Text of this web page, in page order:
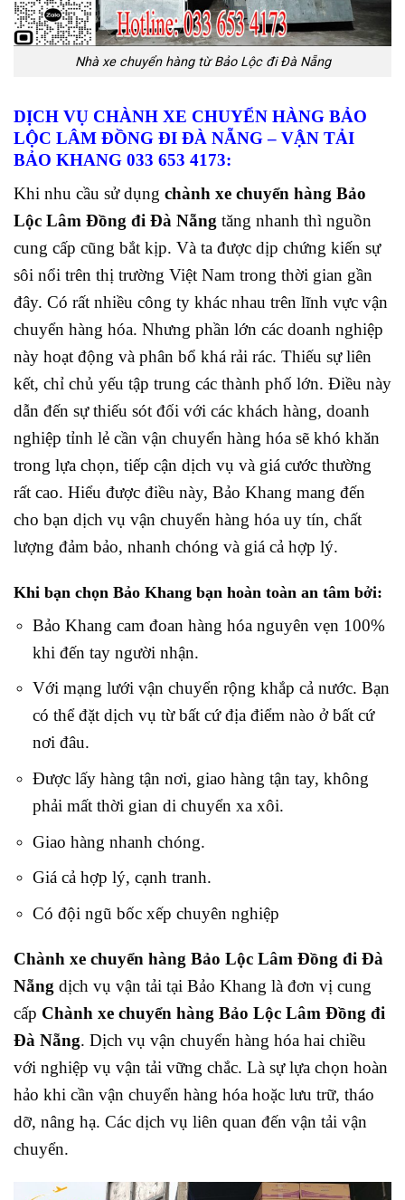
Nhà xe chuyển hàng từ Bảo Lộc đi Đà Nẵng
DỊCH VỤ CHÀNH XE CHUYỂN HÀNG BẢO
LỘC LÂM ĐỒNG ĐI ĐÀ NẴNG– VẬN TẢI
BẢO KHANG 033 653 4173:
Khi nhu cầu sử dụng chành xe chuyển hàng Bảo
Lộc Lâm Đồng đi Đà Nẵng tăng nhanh thì nguồn
cung cấp cũng bắt kịp. Và ta được dịp chứng kiến sự
sôi nổi trên thị trường Việt Nam trong thời gian gần
đây. Có rất nhiều công ty khác nhau trên lĩnh vực vận
chuyển hàng hóa. Nhưng phần lớn các doanh nghiệp
này hoạt động và phân bổ khá rải rác. Thiếu sự liên
kết, chỉ chủ yếu tập trung các thành phố lớn. Điều này
dẫn đến sự thiếu sót đối với các khách hàng, doanh
nghiệp tỉnh lẻ cần vận chuyển hàng hóa sẽ khó khăn
trong lựa chọn, tiếp cận dịch vụ và giá cước thường
rất cao. Hiểu được điều này, Bảo Khang mang đến
cho bạn dịch vụ vận chuyển hàng hóa uy tín, chất
lượng đảm bảo, nhanh chóng và giá cả hợp lý.
Khi bạn chọn Bảo Khang bạn hoàn toàn an tâm bởi:
Bảo Khang cam đoan hàng hóa nguyên vẹn 100%
khi đến tay người nhận.
Với mạng lưới vận chuyển rộng khắp cả nước. Bạn
có thể đặt dịch vụ từ bất cứ địa điểm nào ở bất cứ
nơi đâu.
Được lấy hàng tận nơi, giao hàng tận tay, không
phải mất thời gian di chuyển xa xôi.
Giao hàng nhanh chóng.
Giá cả hợp lý, cạnh tranh.
Có đội ngũ bốc xếp chuyên nghiệp
Chành xe chuyển hàng Bảo Lộc Lâm Đồng đi Đà
Nẵng dịch vụ vận tải tại Bảo Khang là đơn vị cung
cấp Chành xe chuyển hàng Bảo Lộc Lâm Đồng đi
Đà Nẵng. Dịch vụ vận chuyển hàng hóa hai chiều
với nghiệp vụ vận tải vững chắc. Là sự lựa chọn hoàn
hảo khi cần vận chuyển hàng hóa hoặc lưu trữ, tháo
dỡ, nâng hạ. Các dịch vụ liên quan đến vận tải vận
chuyển.